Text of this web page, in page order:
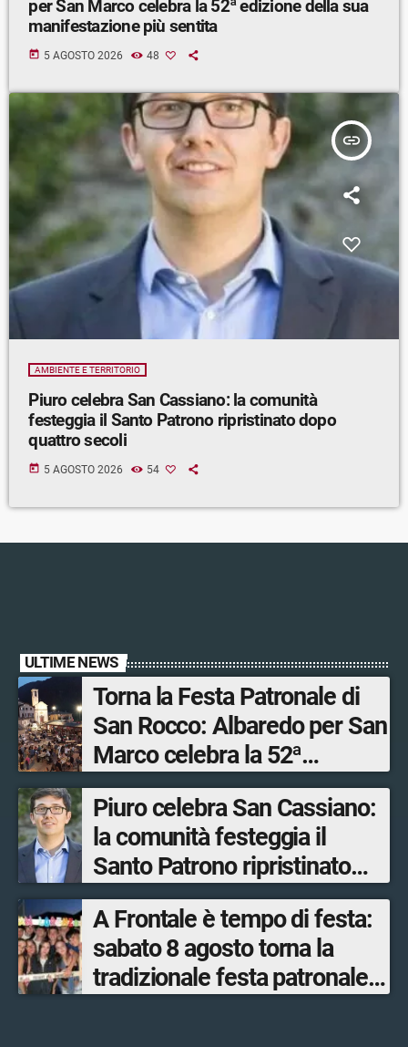
per San Marco celebra la 52ª edizione della sua
manifestazione più sentita
today 5 AGOSTO 2026 48
insert_link
AMBIENTE E TERRITORIO
Piuro celebra San Cassiano: la comunità
festeggia il Santo Patrono ripristinato dopo
quattro secoli
today 5 AGOSTO 2026 54
ULTIME NEWS
Torna la Festa Patronale di
San Rocco: Albaredo per San
Marco celebra la 52ª
edizione della sua
manifestazione più sentita
Piuro celebra San Cassiano:
la comunità festeggia il
Santo Patrono ripristinato
dopo quattro secoli
A Frontale è tempo di festa:
sabato 8 agosto torna la
tradizionale festa patronale